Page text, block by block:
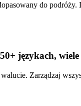
do podróży.
językach,
walucie. Zarządzaj